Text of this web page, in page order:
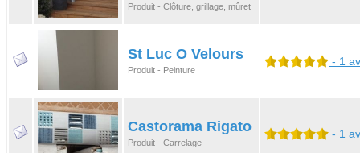
Produit - Clôture, grillage, mûret
St Luc O Velours
Produit - Peinture
- 1
Castorama Rigato
Produit - Carrelage
- 1